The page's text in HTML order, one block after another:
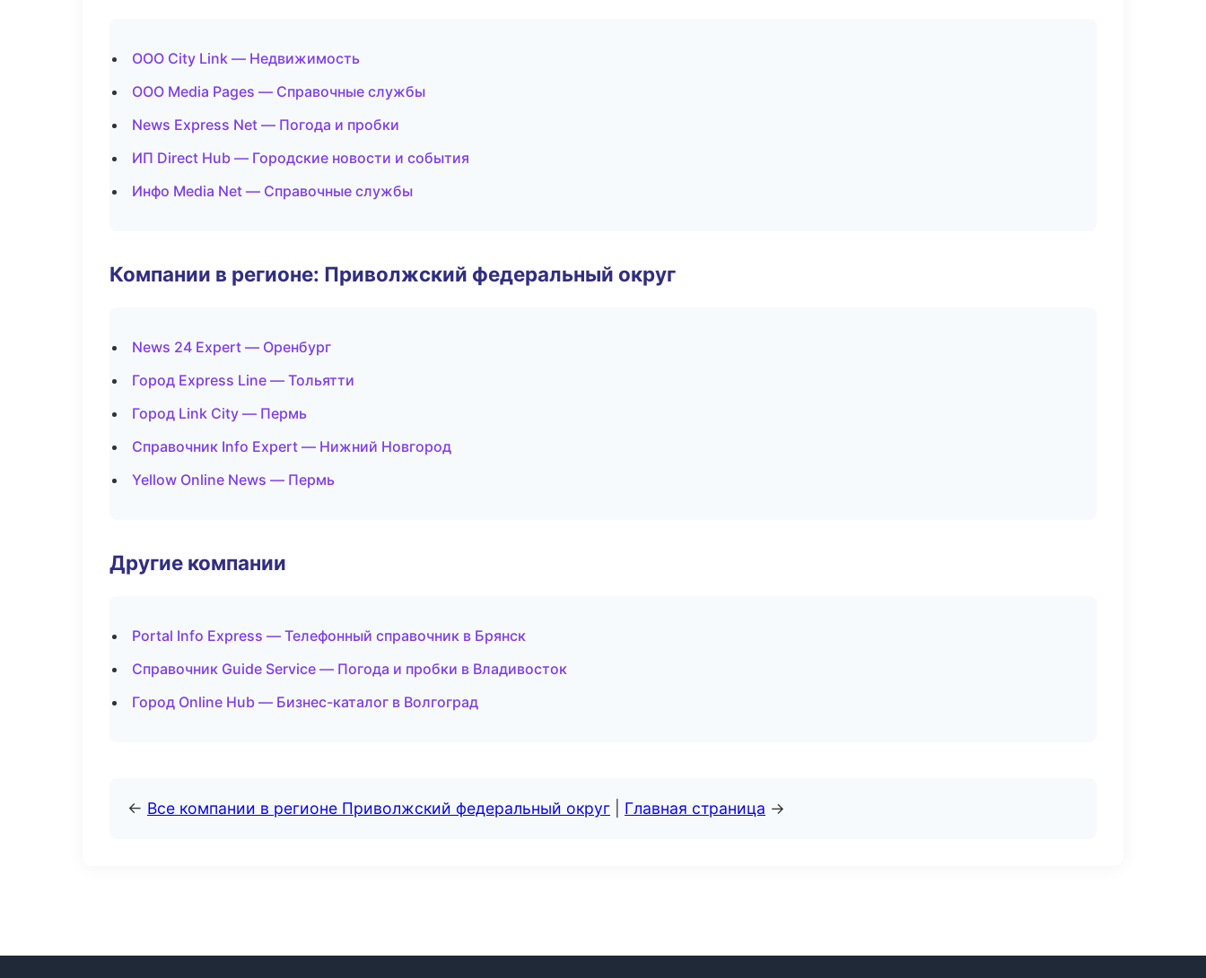
ООО City Link — Недвижимость
ООО Media Pages — Справочные службы
News Express Net — Погода и пробки
ИП Direct Hub — Городские новости и события
Инфо Media Net — Справочные службы
Компании в регионе: Приволжский федеральный округ
News 24 Expert — Оренбург
Город Express Line — Тольятти
Город Link City — Пермь
Справочник Info Expert — Нижний Новгород
Yellow Online News — Пермь
Другие компании
Portal Info Express — Телефонный справочник в Брянск
Справочник Guide Service — Погода и пробки в Владивосток
Город Online Hub — Бизнес-каталог в Волгоград
← Все компании в регионе Приволжский федеральный округ Главная страница →